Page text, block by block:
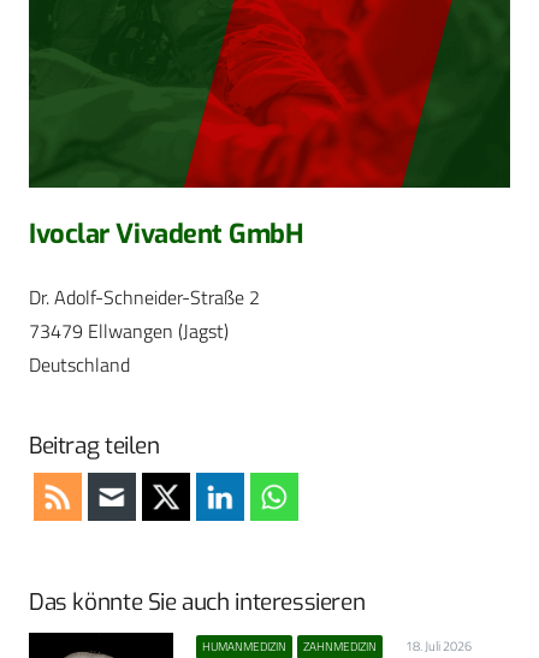
Ivoclar Vivadent GmbH
Dr. Adolf-Schneider-Straße 2
73479 Ellwangen (Jagst)
Deutschland
Beitrag teilen
Das könnte Sie auch interessieren
HUMANMEDIZIN ZAHNMEDIZIN 18. Juli 2026